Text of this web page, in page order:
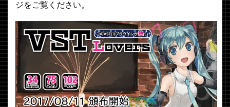
ジをご覧ください。